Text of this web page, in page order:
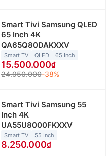
Smart Tivi Samsung QLED
65 Inch 4K
QA65Q80DAKXXV
Smart TV QLED 65 Inch
15.500.000
24.950.000-38%
Smart Tivi Samsung 55
Inch 4K
UA55U8000FKXXV
Smart TV 55 Inch
8.250.000